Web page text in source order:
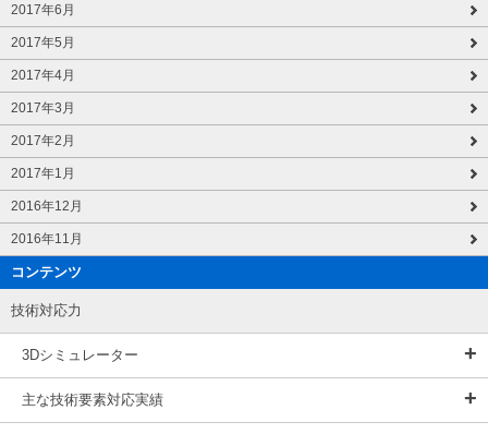
2017年6月
2017年5月
2017年4月
2017年3月
2017年2月
2017年1月
2016年12月
2016年11月
コンテンツ
技術対応力
3Dシミュレーター
主な技術要素対応実績